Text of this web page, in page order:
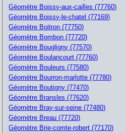
Géomètre Boissy-aux-cailles (77760)
Géomètre Boissy-le-chatel (77169)
Géomètre Boitron (77750)
Géomètre Bombon (77720)
Géomètre Bougligny (77570)
Géomètre Boulancourt (77760)
Géomètre Bouleurs (77580)
Géomètre Bourron-marlotte (77780)
Géomètre Boutigny (77470)
Géomètre Bransles (77620)
Géomètre Bray-sur-seine (77480)
Géomètre Breau (77720)
Géomètre Brie-comte-robert (77170)